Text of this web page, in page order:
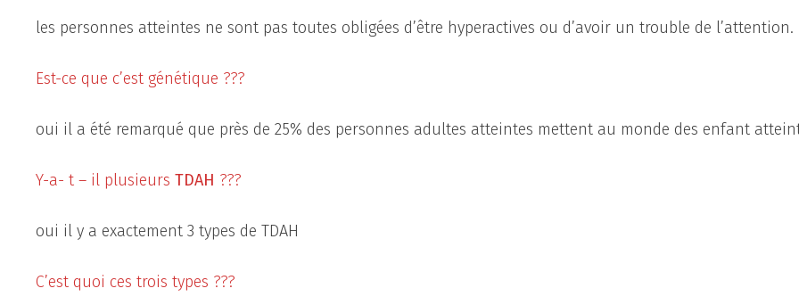
les personnes atteintes ne sont pas toutes obligées d’être hyperactives ou d’avoir un trouble de l’attention.
Est-ce que c’est génétique ???
oui il a été remarqué que près de 25% des personnes adultes atteintes mettent au monde des enfant
Y-a- t – il plusieursTDAH ???
oui il y a exactement 3 types de TDAH
C’est quoi ces trois types ???